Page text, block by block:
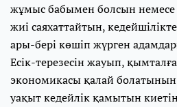
жұмыс бабымен болсын
жиі саяхаттайтын,
ары-бері көшіп жүрген
Есік-терезесін жауып,
экономикасы қалай
уақыт кедейлік қамытын